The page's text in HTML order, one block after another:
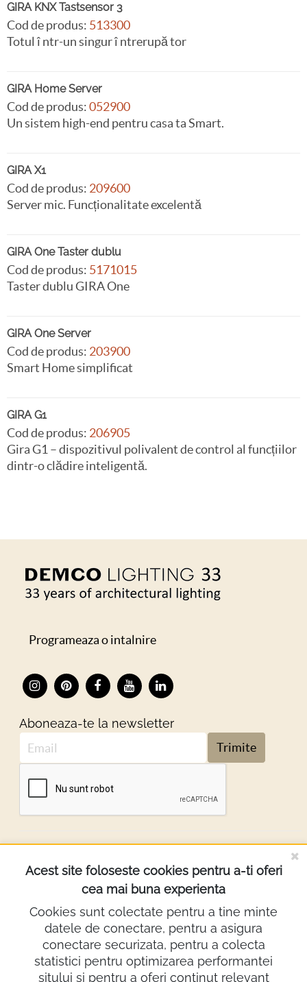
GIRA KNX Tastsensor 3
Cod de produs: 513300
Totul î ntr-un singur î ntrerupă tor
GIRA Home Server
Cod de produs:052900
Un sistem high-end pentru casa ta Smart.
GIRA X1
Cod de produs: 209600
Server mic. Funcționalitate excelentă
GIRA One Taster dublu
Cod de produs: 5171015
Taster dublu GIRA One
GIRA One Server
Cod de produs: 203900
Smart Home simplificat
GIRA G1
Cod de produs: 206905
Gira G1 – dispozitivul polivalent de control al funcțiilor
dintr-o clădire inteligentă.
Programeaza o intalnire
Aboneaza-te la newsletter
Trimite
DESPRE NOI
INFORMATII
Contact
0722.640.103
Acest site foloseste cookies pentru a-ti oferi
cea mai buna experienta
Cookies sunt colectate pentru a tine minte
datele de conectare, pentru a asigura
conectare securizata, pentru a colecta
statistici pentru optimizarea performantei
sitului si pentru a oferi continut relevant